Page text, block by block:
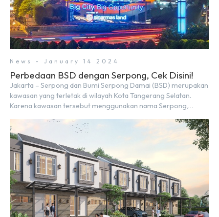
News - January 14 2024
Perbedaan BSD dengan Serpong, Cek Disini!
Jakarta – Serpong dan Bumi Serpong Damai (BSD) merupakan
kawasan yang terletak di wilayah Kota Tangerang Selatan.
Karena kawasan tersebut menggunakan nama Serpong,
merupakan tempat yang sama. Padahal anggapan tersebut
kurang tepat. Sebab Serpong dan BSD merupakan dua
kawasan yang berbeda. Berikut penjelasannya. Baca Juga: […]